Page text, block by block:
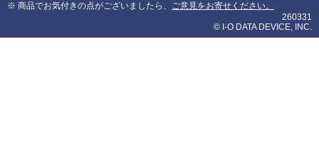
※ 商品でお気付きの点がございましたら、 ご意見をお寄せください。
260331
© I-O DATA DEVICE, INC.